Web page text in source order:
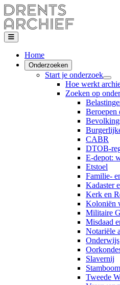
Home
Onderzoeken
Start je onderzoek
Hoe werkt
Zoeken op
Beroepen
CABR
DTOB-
E-depot:
Etstoel
Familie-
Kadaster
Kerk en
Koloniën
Militaire
Misdaad
Notariële
Onderwijs
Slavernij
Tweede